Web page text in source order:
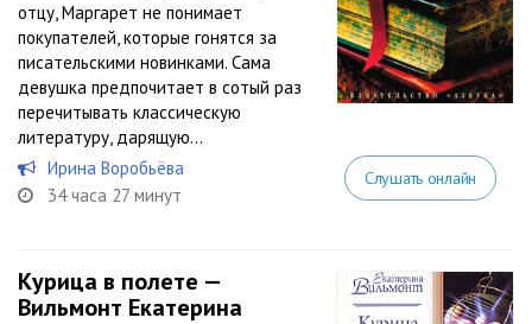
отцу, Маргарет не понимает
покупателей, которые гонятся за
писательскими новинками. Сама
девушка предпочитает в сотый раз
перечитывать классическую
литературу, дарящую...
Ирина Воробьёва
34 часа 27 минут
Слушать онлайн
Курица в полете —
Вильмонт Екатерина